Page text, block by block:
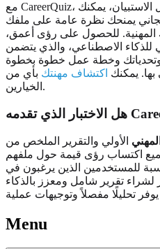
مع CareerQuiz، لديك خيارات مرنة. بعد إكمال الاستبيان، يمكنك
يمنحك نظرة عامة على ملفك
للحصول على رؤى أعمق،
للذكاء الاصطناعي، والذي يتضمن
وتحدياتك وخطة عمل خطوة بخطوة
يمكنك اكتشاف مهنتك بأي من
الخيارين.
المهني الأولي والتقرير الملخص من CareerQuiz
اكتساب رؤى قيمة حول ملفهم
للمستخدمين الذين يرغبون في
لشراء تقرير شامل ومعزز بالذكاء
Menu